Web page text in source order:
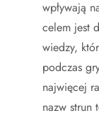
wpływają
celem jest
wiedzy,
podczas
najwięcej
nazw strun